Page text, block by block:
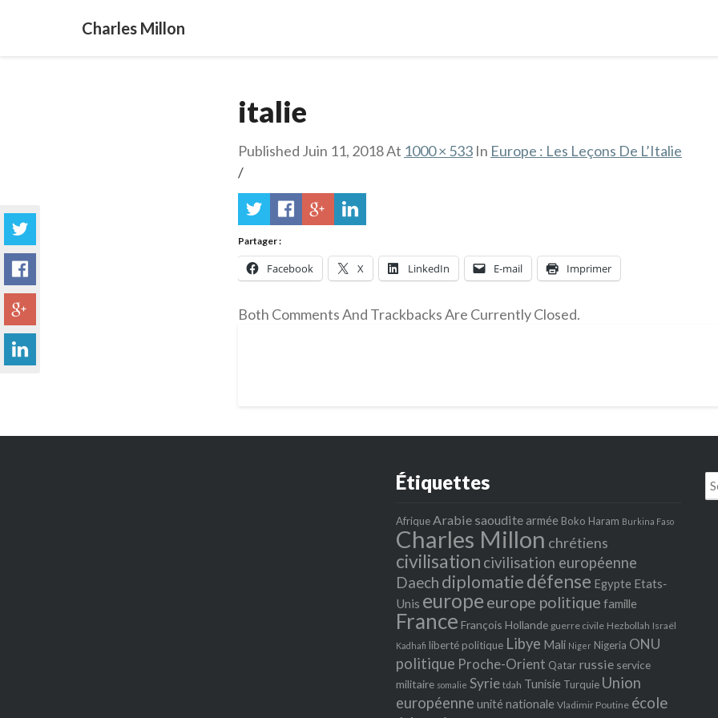
Charles Millon
italie
Published Juin 11, 2018At 1000 × 533 In Europe : Les Leçons De L’Italie
/
Partager :
Facebook X LinkedIn E-mail Imprimer
Both Comments And Trackbacks Are Currently Closed.
Étiquettes
Afrique Arabie saoudite armée Boko Haram Burkina Faso
Charles Millon chrétiens
civilisation civilisation européenne
Daech diplomatiedéfense Egypte Etats‐
Unis europeeurope politique famille
France François Hollande guerre civile Hezbollah Israël
Kadhafi liberté politique Libye Mali Niger Nigeria ONU
politique Proche-Orient Qatar russie service
militaire somalie Syrie tdah Tunisie Turquie Union
européenne unité nationale Vladimir Poutine école